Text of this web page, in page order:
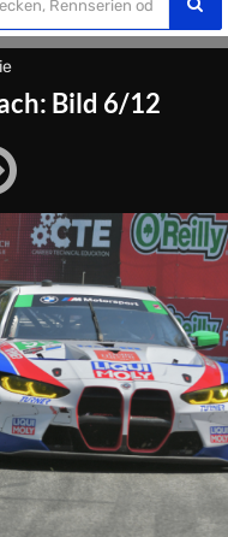
Bild 6/12